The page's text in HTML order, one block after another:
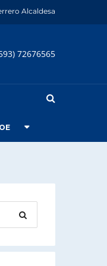
Alcaldesa
72676565